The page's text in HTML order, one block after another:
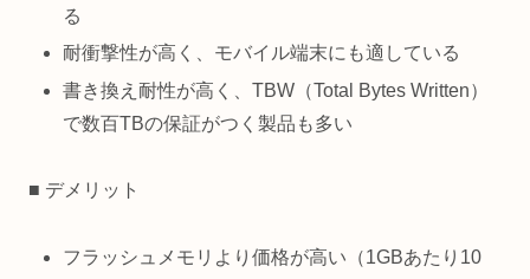
る
耐衝撃性が高く、モバイル端末にも適している
書き換え耐性が高く、TBW（Total Bytes Written）
で数百TBの保証がつく製品も多い
■ デメリット
フラッシュメモリより価格が高い（1GBあたり10